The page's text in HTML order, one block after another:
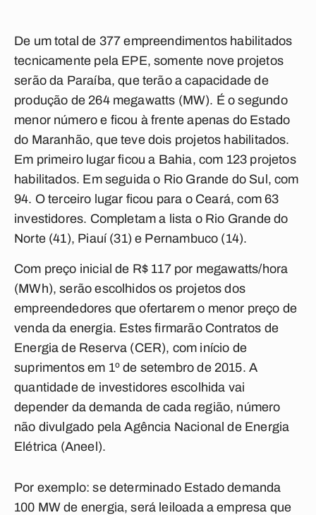
De um total de 377 empreendimentos habilitados
tecnicamente pela EPE, somente nove projetos
serão da Paraíba, que terão a capacidade de
produção de 264 megawatts (MW). É o segundo
menor número e ficou à frente apenas do Estado
do Maranhão, que teve dois projetos habilitados.
Em primeiro lugar ficou a Bahia, com 123 projetos
habilitados. Em seguida o Rio Grande do Sul, com
94. O terceiro lugar ficou para o Ceará, com 63
investidores. Completam a lista o Rio Grande do
Norte (41), Piauí (31) e Pernambuco (14).
Com preço inicial de R$ 117 por megawatts/hora
(MWh), serão escolhidos os projetos dos
empreendedores que ofertarem o menor preço de
venda da energia. Estes firmarão Contratos de
Energia de Reserva (CER), com início de
suprimentos em 1º de setembro de 2015. A
quantidade de investidores escolhida vai
depender da demanda de cada região, número
não divulgado pela Agência Nacional de Energia
Elétrica (Aneel).
Por exemplo: se determinado Estado demanda
100 MW de energia, será leiloada a empresa que